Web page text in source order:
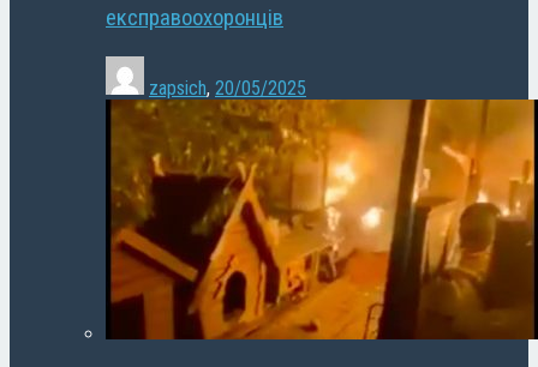
експравоохоронців
zapsich, 20/05/2025